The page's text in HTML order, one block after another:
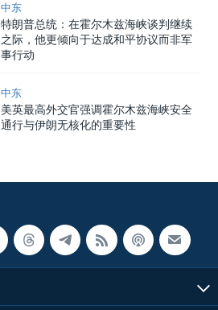
中东
特朗普总统：在霍尔木兹海峡谈判继续
之际，他更倾向于达成和平协议而非军
事行动
中东
美英最高外交官强调霍尔木兹海峡安全
通行与伊朗无核化的重要性